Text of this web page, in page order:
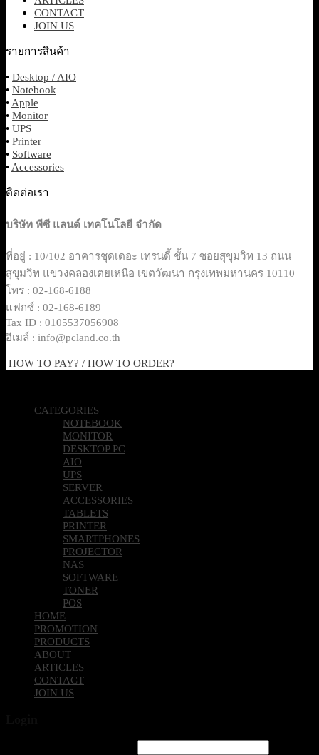
CONTACT
JOIN US
รายการสินค้า
• Desktop / AIO
• Notebook
• Apple
• Monitor
• UPS
• Printer
• Software
• Accessories
ติดต่อเรา
บริษัท พีซี แลนด์ เทคโนโลยี จำกัด
ที่อยู่ : 10/102 อาคารชุดเดอะ เทรนดี้ ชั้น 7 ซอยสุขุมวิท 13 ถนน
สุขุมวิท แขวงคลองเตยเหนือ เขตวัฒนา กรุงเทพมหานคร 10110
โทร : 02-168-6188
แฟกซ์ : 02-168-6189
Tax ID : 0105537056908
อีเมล์ : info@pcland.co.th
HOW TO PAY? / HOW TO ORDER?
CATEGORIES
NOTEBOOK
MONITOR
DESKTOP PC
AIO
UPS
SERVER
ACCESSORIES
TABLETS
PRINTER
SMARTPHONES
PROJECTOR
NAS
SOFTWARE
TONER
POS
HOME
PROMOTION
PRODUCTS
ABOUT
ARTICLES
CONTACT
JOIN US